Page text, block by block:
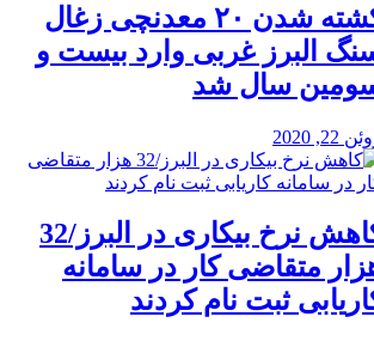
کشته شدن ۲۰ معدنچی زغال
البرز غربی وارد بیست و
سال شد
22, 2020
کاهش نرخ بیکاری در البرز/32
متقاضی کار در سامانه
ثبت نام کردند